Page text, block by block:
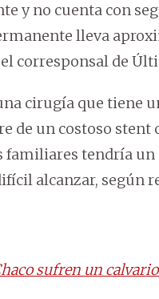
y no cuenta con
lleva
corresponsal de
cirugía que tiene
un costoso stent
tendría un
alcanzar, según
sufren un